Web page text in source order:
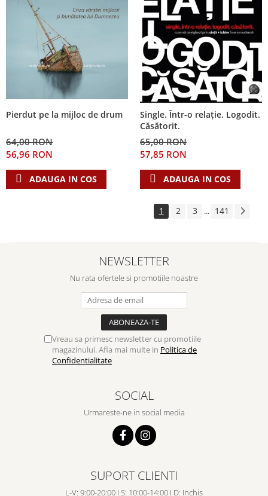
Pierdut pe la mijloc de drum
64,00 RON
56,96 RON
ADAUGA IN COS
Single. Într-o relație. Logodit.
Căsătorit.
65,00 RON
57,85 RON
ADAUGA IN COS
1 2 3 ... 141
NEWSLETTER
Nu rata ofertele si promotiile noastre
Vreau sa primesc newsletter cu promotiile
magazinului. Afla mai multe in Politica de
Confidentialitate
SOCIAL
Urmareste-ne in social media
SUPORT CLIENTI
L-V: 9:00-20:00 I S: 10:00-14:00 I D: Inchis